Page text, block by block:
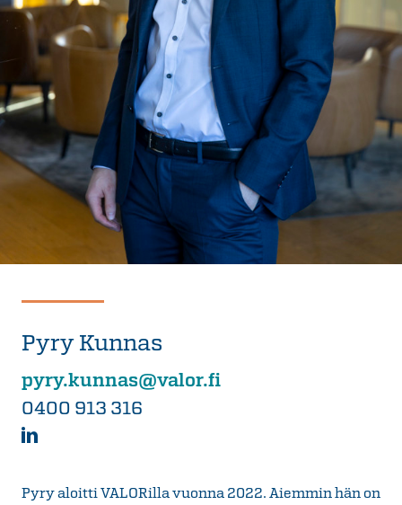
Pyry Kunnas
pyry.kunnas@valor.fi
0400 913 316
Pyry aloitti VALORilla vuonna 2022. Aiemmin hän on